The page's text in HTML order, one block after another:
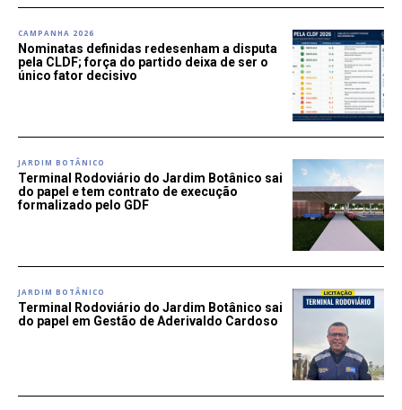
CAMPANHA 2026
Nominatas definidas redesenham a disputa
pela CLDF; força do partido deixa de ser o
único fator decisivo
JARDIM BOTÂNICO
Terminal Rodoviário do Jardim Botânico sai
do papel e tem contrato de execução
formalizado pelo GDF
JARDIM BOTÂNICO
Terminal Rodoviário do Jardim Botânico sai
do papel em Gestão de Aderivaldo Cardoso